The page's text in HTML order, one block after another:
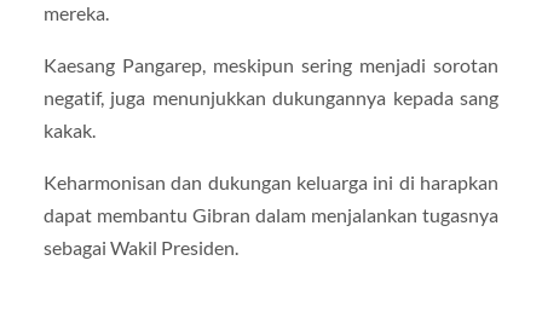
mereka.
Kaesang Pangarep, meskipun sering menjadi sorotan
negatif, juga menunjukkan dukungannya kepada sang
kakak.
Keharmonisan dan dukungan keluarga ini di harapkan
dapat membantu Gibran dalam menjalankan tugasnya
sebagai Wakil Presiden.